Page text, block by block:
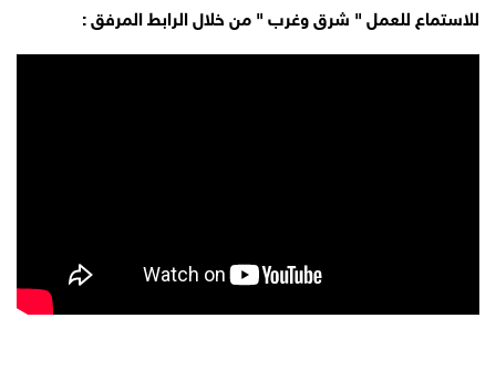
للاستماع للعمل " شرق وغرب " من خلال الرابط المرفق :